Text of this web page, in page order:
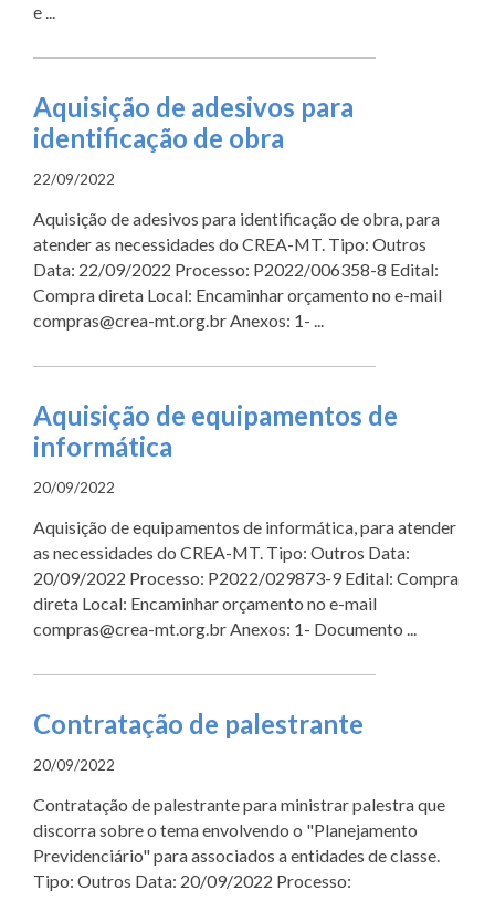
e ...
Aquisição de adesivos para
identificação de obra
22/09/2022
Aquisição de adesivos para identificação de obra, para
atender as necessidades do CREA-MT. Tipo: Outros
Data: 22/09/2022 Processo: P2022/006358-8 Edital:
Compra direta Local: Encaminhar orçamento no e-mail
compras@crea-mt.org.br Anexos: 1- ...
Aquisição de equipamentos de
informática
20/09/2022
Aquisição de equipamentos de informática, para atender
as necessidades do CREA-MT. Tipo: Outros Data:
20/09/2022 Processo: P2022/029873-9 Edital: Compra
direta Local: Encaminhar orçamento no e-mail
compras@crea-mt.org.br Anexos: 1- Documento ...
Contratação de palestrante
20/09/2022
Contratação de palestrante para ministrar palestra que
discorra sobre o tema envolvendo o "Planejamento
Previdenciário" para associados a entidades de classe.
Tipo: Outros Data: 20/09/2022 Processo: